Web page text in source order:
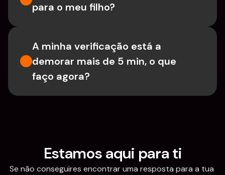
para o meu filho?
A minha verificação está a
demorar mais de 5 min, o que
faço agora?
Estamos aqui para ti
Se não conseguires encontrar uma resposta para a tua